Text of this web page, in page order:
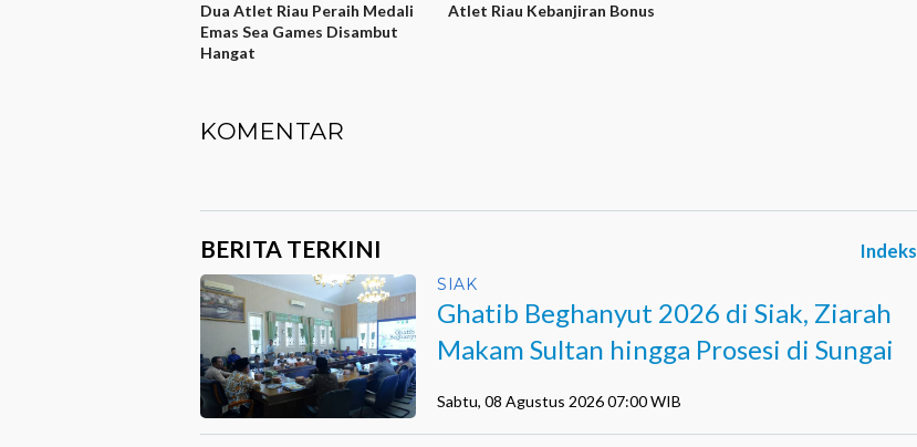
Dua Atlet Riau Peraih Medali
Emas Sea Games Disambut
Hangat
Atlet Riau Kebanjiran Bonus
KOMENTAR
BERITA TERKINI Indeks
SIAK
Ghatib Beghanyut 2026 di Siak, Ziarah
Makam Sultan hingga Prosesi di Sungai
Sabtu, 08 Agustus 2026 07:00 WIB